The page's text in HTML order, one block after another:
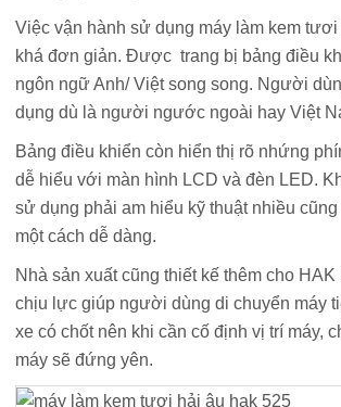
Việc vận hành sử dụng máy làm kem
khá đơn giản. Được trang bị bảng điều
ngôn ngữ Anh/ Việt song song. Người
dụng dù là người ngước ngoài hay Việt
Bảng điều khiển còn hiển thị rõ nhứng
dễ hiểu với màn hình LCD và đèn LED.
sử dụng phải am hiểu kỹ thuật nhiều
một cách dễ dàng.
Nhà sản xuất cũng thiết kế thêm cho
chịu lực giúp người dùng di chuyển máy
xe có chốt nên khi cần cố định vị trí máy,
máy sẽ đứng yên.